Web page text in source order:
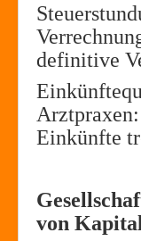
definitive
Einkünfte
von